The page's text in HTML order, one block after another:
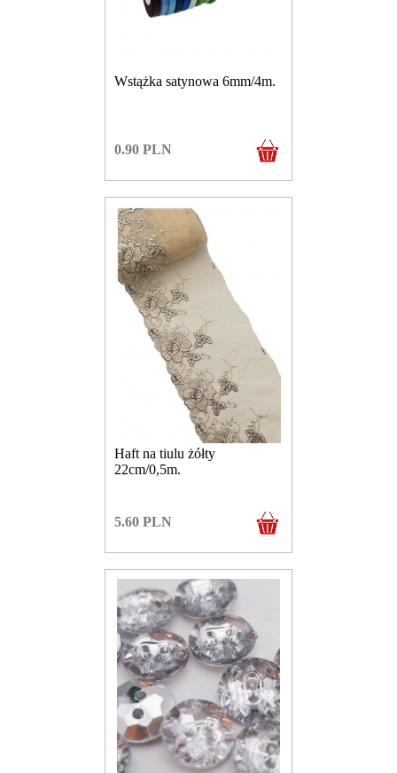
Wstążka satynowa 6mm/4m.
0.90 PLN
Haft na tiulu żółty
22cm/0,5m.
5.60 PLN